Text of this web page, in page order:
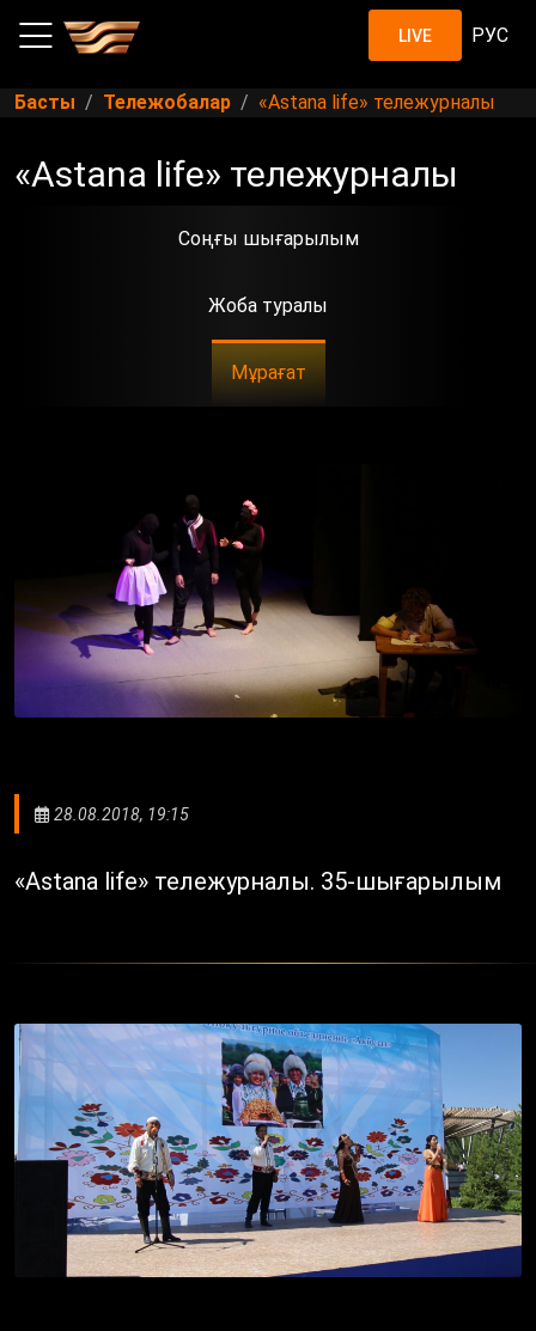
LIVE РУС
Басты Тележобалар «Astana life» тележурналы
«Astana life» тележурналы
Соңғы шығарылым
Жоба туралы
Мұрағат
28.08.2018, 19:15
«Astana life» тележурналы. 35-шығарылым